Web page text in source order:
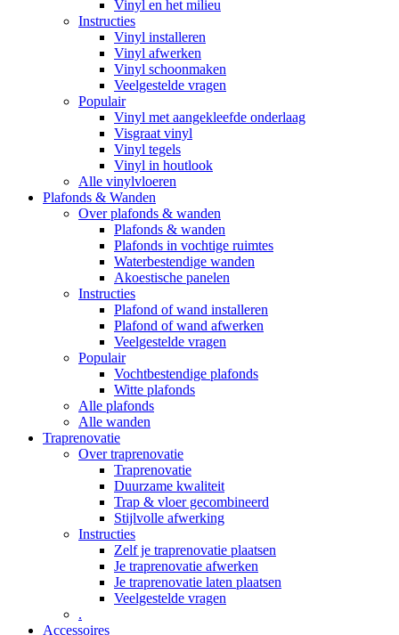
Vinyl en het milieu
Instructies
Vinyl installeren
Vinyl afwerken
Vinyl schoonmaken
Veelgestelde vragen
Populair
Vinyl met aangekleefde onderlaag
Visgraat vinyl
Vinyl tegels
Vinyl in houtlook
Alle vinylvloeren
Plafonds & Wanden
Over plafonds & wanden
Plafonds & wanden
Plafonds in vochtige ruimtes
Waterbestendige wanden
Akoestische panelen
Instructies
Plafond of wand installeren
Plafond of wand afwerken
Veelgestelde vragen
Populair
Vochtbestendige plafonds
Witte plafonds
Alle plafonds
Alle wanden
Traprenovatie
Over traprenovatie
Traprenovatie
Duurzame kwaliteit
Trap & vloer gecombineerd
Stijlvolle afwerking
Instructies
Zelf je traprenovatie plaatsen
Je traprenovatie afwerken
Je traprenovatie laten plaatsen
Veelgestelde vragen
.
Accessoires